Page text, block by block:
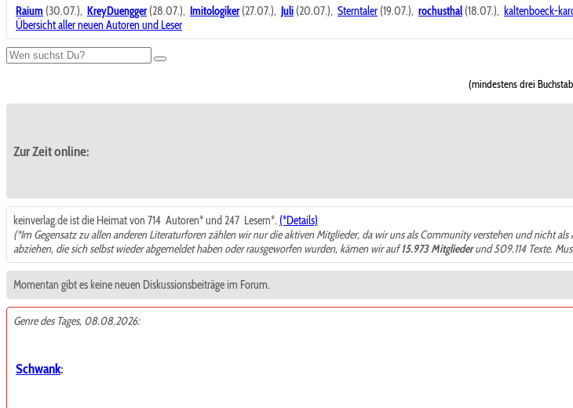
Raium (30.07.), KreyDuengger(28.07.), Imitologiker(27.07.), Juli (20.07.), Sterntaler (19.07.), rochusthal (18.07.), kaltenboeck-
Übersicht aller neuen Autoren und Leser
(mindestens drei
Zur Zeit online:
keinverlag.de ist die Heimat von 714 Autoren* und 247 Lesern*. (*Details)
(*Im Gegensatz zu allen anderen Literaturforen zählen wir nur die aktiven Mitglieder, da wir uns als Community verstehen und nicht
abziehen, die sich selbst wieder abgemeldet haben oder rausgeworfen wurden, kämen wir auf15.973 Mitgliederund 509.114 Texte.
Momentan gibt es keine neuen Diskussionsbeiträge im Forum.
Genre des Tages, 08.08.2026:
Schwank: